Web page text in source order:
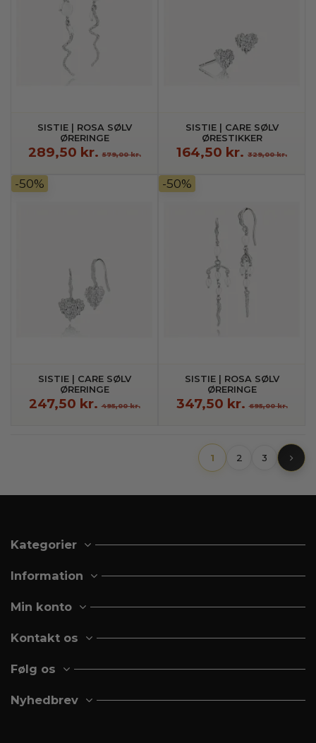
SISTIE | ROSA SØLV
ØRERINGE
289,50 kr.579,00 kr.
SISTIE | CARE SØLV
ØRESTIKKER
164,50 kr. 329,00 kr.
-50%
SISTIE | CARE SØLV
ØRERINGE
247,50 kr.495,00 kr.
-50%
SISTIE | ROSA SØLV
ØRERINGE
347,50 kr.695,00 kr.
1 2 3
Kategorier
Information
Min konto
Kontakt os
Følg os
Nyhedbrev